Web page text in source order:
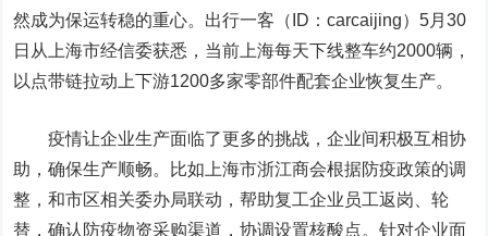
然成为保运转稳的重心。 出行一客（ID：carcaijing）5月30
日从上海市经信委获悉，当前上海每天下线整车约2000辆，
以点带链拉动上下游1200多家零部件配套企业恢复生产。
疫情让企业生产面临了更多的挑战，企业间积极互相协
助，确保生产顺畅。比如上海市浙江商会根据防疫政策的调
整，和市区相关委办局联动，帮助复工企业员工返岗、轮
替，确认防疫物资采购渠道，协调设置核酸点。针对企业面